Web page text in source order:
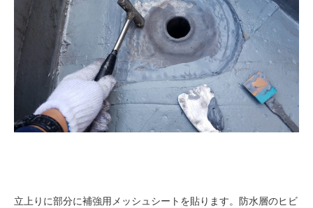
立上りに部分に補強用メッシュシートを貼ります。防水層のヒビ